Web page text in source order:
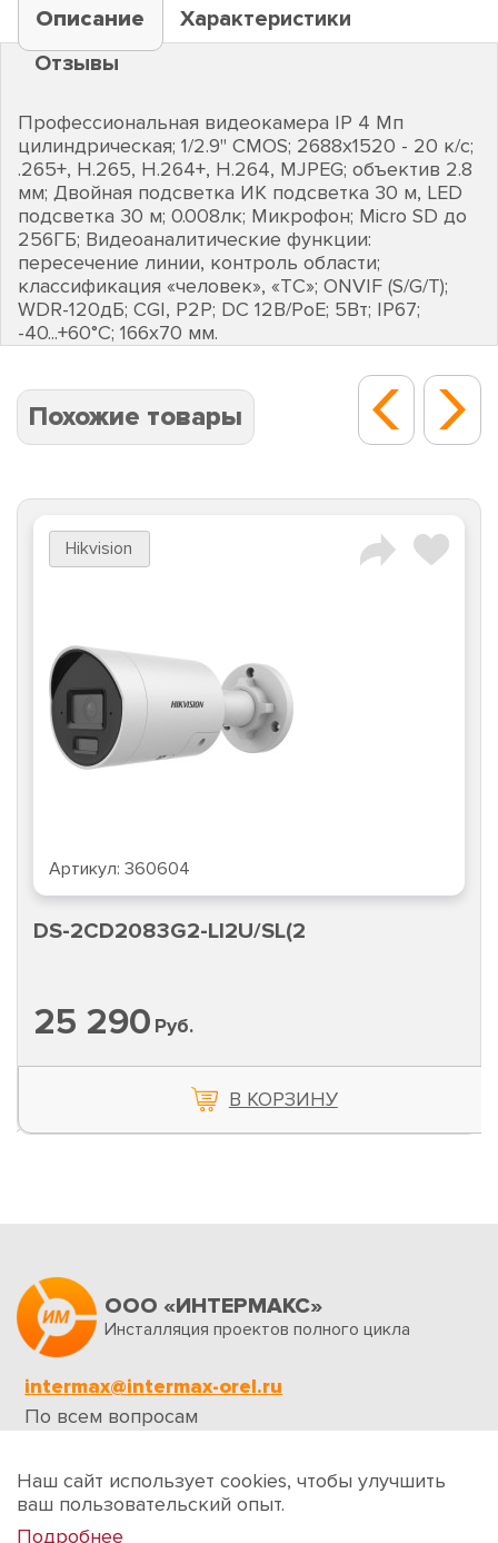
Описание
Характеристики
Отзывы
Профессиональная видеокамера IP 4 Мп
цилиндрическая; 1/2.9" CMOS; 2688х1520 - 20 к/с;
.265+, H.265, H.264+, H.264, MJPEG; объектив 2.8
мм; Двойная подсветка ИК подсветка 30 м, LED
подсветка 30 м; 0.008лк; Микрофон; Micro SD до
256ГБ; Видеоаналитические функции:
пересечение линии, контроль области;
классификация «человек», «ТС»; ONVIF (S/G/T);
WDR-120дБ; CGI, P2P; DC 12В/PoE; 5Вт; IP67;
-40...+60°C; 166х70 мм.
Похожие товары
Hikvision
Артикул: 360604
DS-2CD2083G2-LI2U/SL(2
25 290 Руб.
В КОРЗИНУ
ООО «ИНТЕРМАКС»
Инсталляция проектов полного цикла
intermax@intermax-orel.ru
По всем вопросам
Обратная связь
Наш сайт использует cookies, чтобы улучшить
ваш пользовательский опыт.
Подробнее